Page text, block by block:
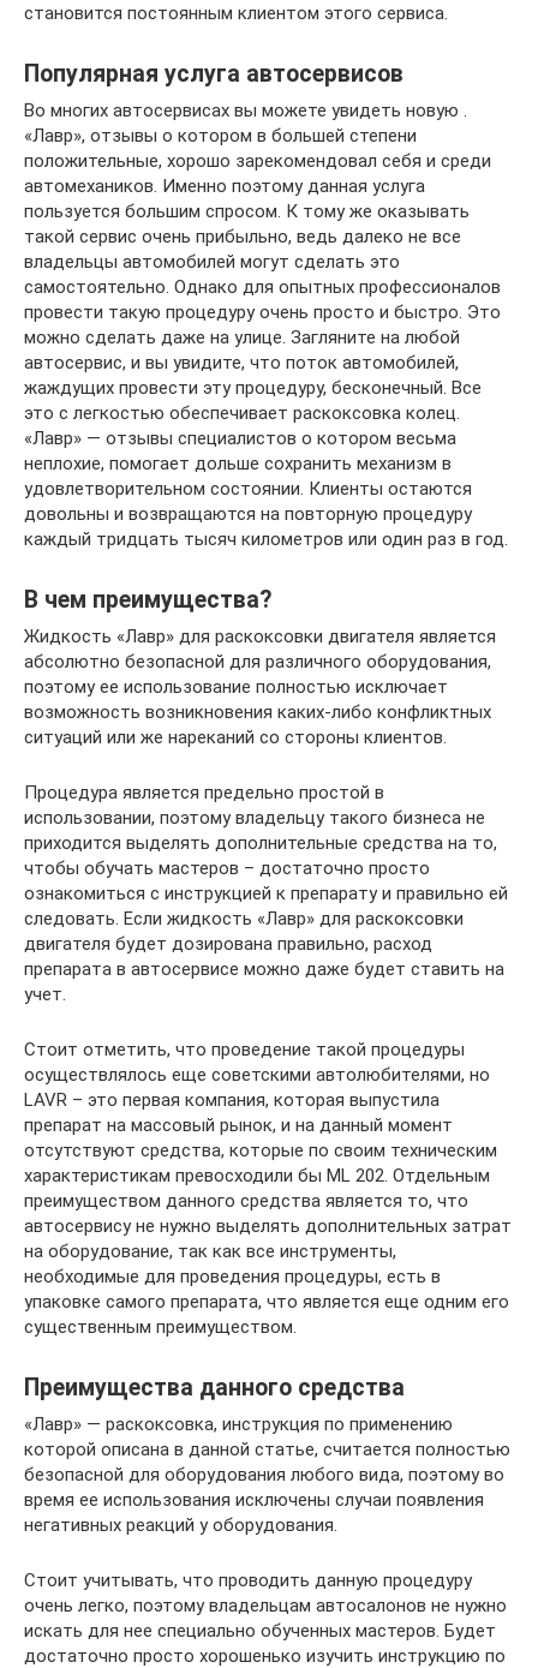
становится постоянным клиентом этого сервиса.
Популярная услуга автосервисов
Во многих автосервисах вы можете увидеть новую .
«Лавр», отзывы о котором в большей степени
положительные, хорошо зарекомендовал себя и среди
автомехаников. Именно поэтому данная услуга
пользуется большим спросом. К тому же оказывать
такой сервис очень прибыльно, ведь далеко не все
владельцы автомобилей могут сделать это
самостоятельно. Однако для опытных профессионалов
провести такую процедуру очень просто и быстро. Это
можно сделать даже на улице. Загляните на любой
автосервис, и вы увидите, что поток автомобилей,
жаждущих провести эту процедуру, бесконечный. Все
это с легкостью обеспечивает раскоксовка колец.
«Лавр» — отзывы специалистов о котором весьма
неплохие, помогает дольше сохранить механизм в
удовлетворительном состоянии. Клиенты остаются
довольны и возвращаются на повторную процедуру
каждый тридцать тысяч километров или один раз в год.
В чем преимущества?
Жидкость «Лавр» для раскоксовки двигателя является
абсолютно безопасной для различного оборудования,
поэтому ее использование полностью исключает
возможность возникновения каких-либо конфликтных
ситуаций или же нареканий со стороны клиентов.
Процедура является предельно простой в
использовании, поэтому владельцу такого бизнеса не
приходится выделять дополнительные средства на то,
чтобы обучать мастеров – достаточно просто
ознакомиться с инструкцией к препарату и правильно ей
следовать. Если жидкость «Лавр» для раскоксовки
двигателя будет дозирована правильно, расход
препарата в автосервисе можно даже будет ставить на
учет.
Стоит отметить, что проведение такой процедуры
осуществлялось еще советскими автолюбителями, но
LAVR – это первая компания, которая выпустила
препарат на массовый рынок, и на данный момент
отсутствуют средства, которые по своим техническим
характеристикам превосходили бы ML 202. Отдельным
преимуществом данного средства является то, что
автосервису не нужно выделять дополнительных затрат
на оборудование, так как все инструменты,
необходимые для проведения процедуры, есть в
упаковке самого препарата, что является еще одним его
существенным преимуществом.
Преимущества данного средства
«Лавр» — раскоксовка, инструкция по применению
которой описана в данной статье, считается полностью
безопасной для оборудования любого вида, поэтому во
время ее использования исключены случаи появления
негативных реакций у оборудования.
Стоит учитывать, что проводить данную процедуру
очень легко, поэтому владельцам автосалонов не нужно
искать для нее специально обученных мастеров. Будет
достаточно просто хорошенько изучить инструкцию по